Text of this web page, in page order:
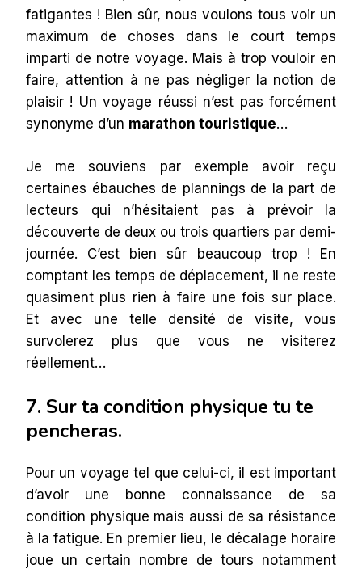
fatigantes ! Bien sûr, nous voulons tous voir un
maximum de choses dans le court temps
imparti de notre voyage. Mais à trop vouloir en
faire, attention à ne pas négliger la notion de
plaisir ! Un voyage réussi n’est pas forcément
synonyme d’un marathon touristique…
Je me souviens par exemple avoir reçu
certaines ébauches de plannings de la part de
lecteurs qui n’hésitaient pas à prévoir la
découverte de deux ou trois quartiers par demi-
journée. C’est bien sûr beaucoup trop ! En
comptant les temps de déplacement, il ne reste
quasiment plus rien à faire une fois sur place.
Et avec une telle densité de visite, vous
survolerez plus que vous ne visiterez
réellement…
7. Sur ta condition physique tu te
pencheras.
Pour un voyage tel que celui-ci, il est important
d’avoir une bonne connaissance de sa
condition physique mais aussi de sa résistance
à la fatigue. En premier lieu, le décalage horaire
joue un certain nombre de tours notamment